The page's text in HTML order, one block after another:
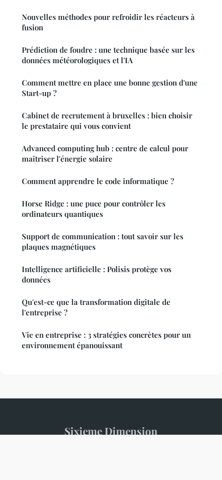
Nouvelles méthodes pour refroidir les réacteurs à
fusion
Prédiction de foudre : une technique basée sur les
données météorologiques et l'IA
Comment mettre en place une bonne gestion d'une
Start-up ?
Cabinet de recrutement à bruxelles : bien choisir
le prestataire qui vous convient
Advanced computing hub : centre de calcul pour
maîtriser l'énergie solaire
Comment apprendre le code informatique ?
Horse Ridge : une puce pour contrôler les
ordinateurs quantiques
Support de communication : tout savoir sur les
plaques magnétiques
Intelligence artificielle : Polisis protège vos
données
Qu'est-ce que la transformation digitale de
l'entreprise ?
Vie en entreprise : 3 stratégies concrètes pour un
environnement épanouissant
Sixieme Dimension